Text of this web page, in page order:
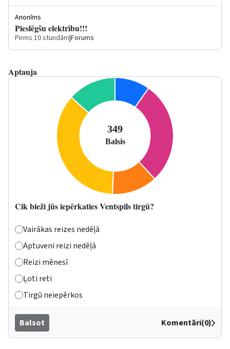
Anonīms
Pieslēgšu elektrību!!!
Pirms 10 stundām|Forums
Aptauja
Cik bieži jūs iepērkaties Ventspils tirgū?
Vairākas reizes nedēļā
Aptuveni reizi nedēļā
Reizi mēnesī
Ļoti reti
Tirgū neiepērkos
Balsot Komentāri(0)